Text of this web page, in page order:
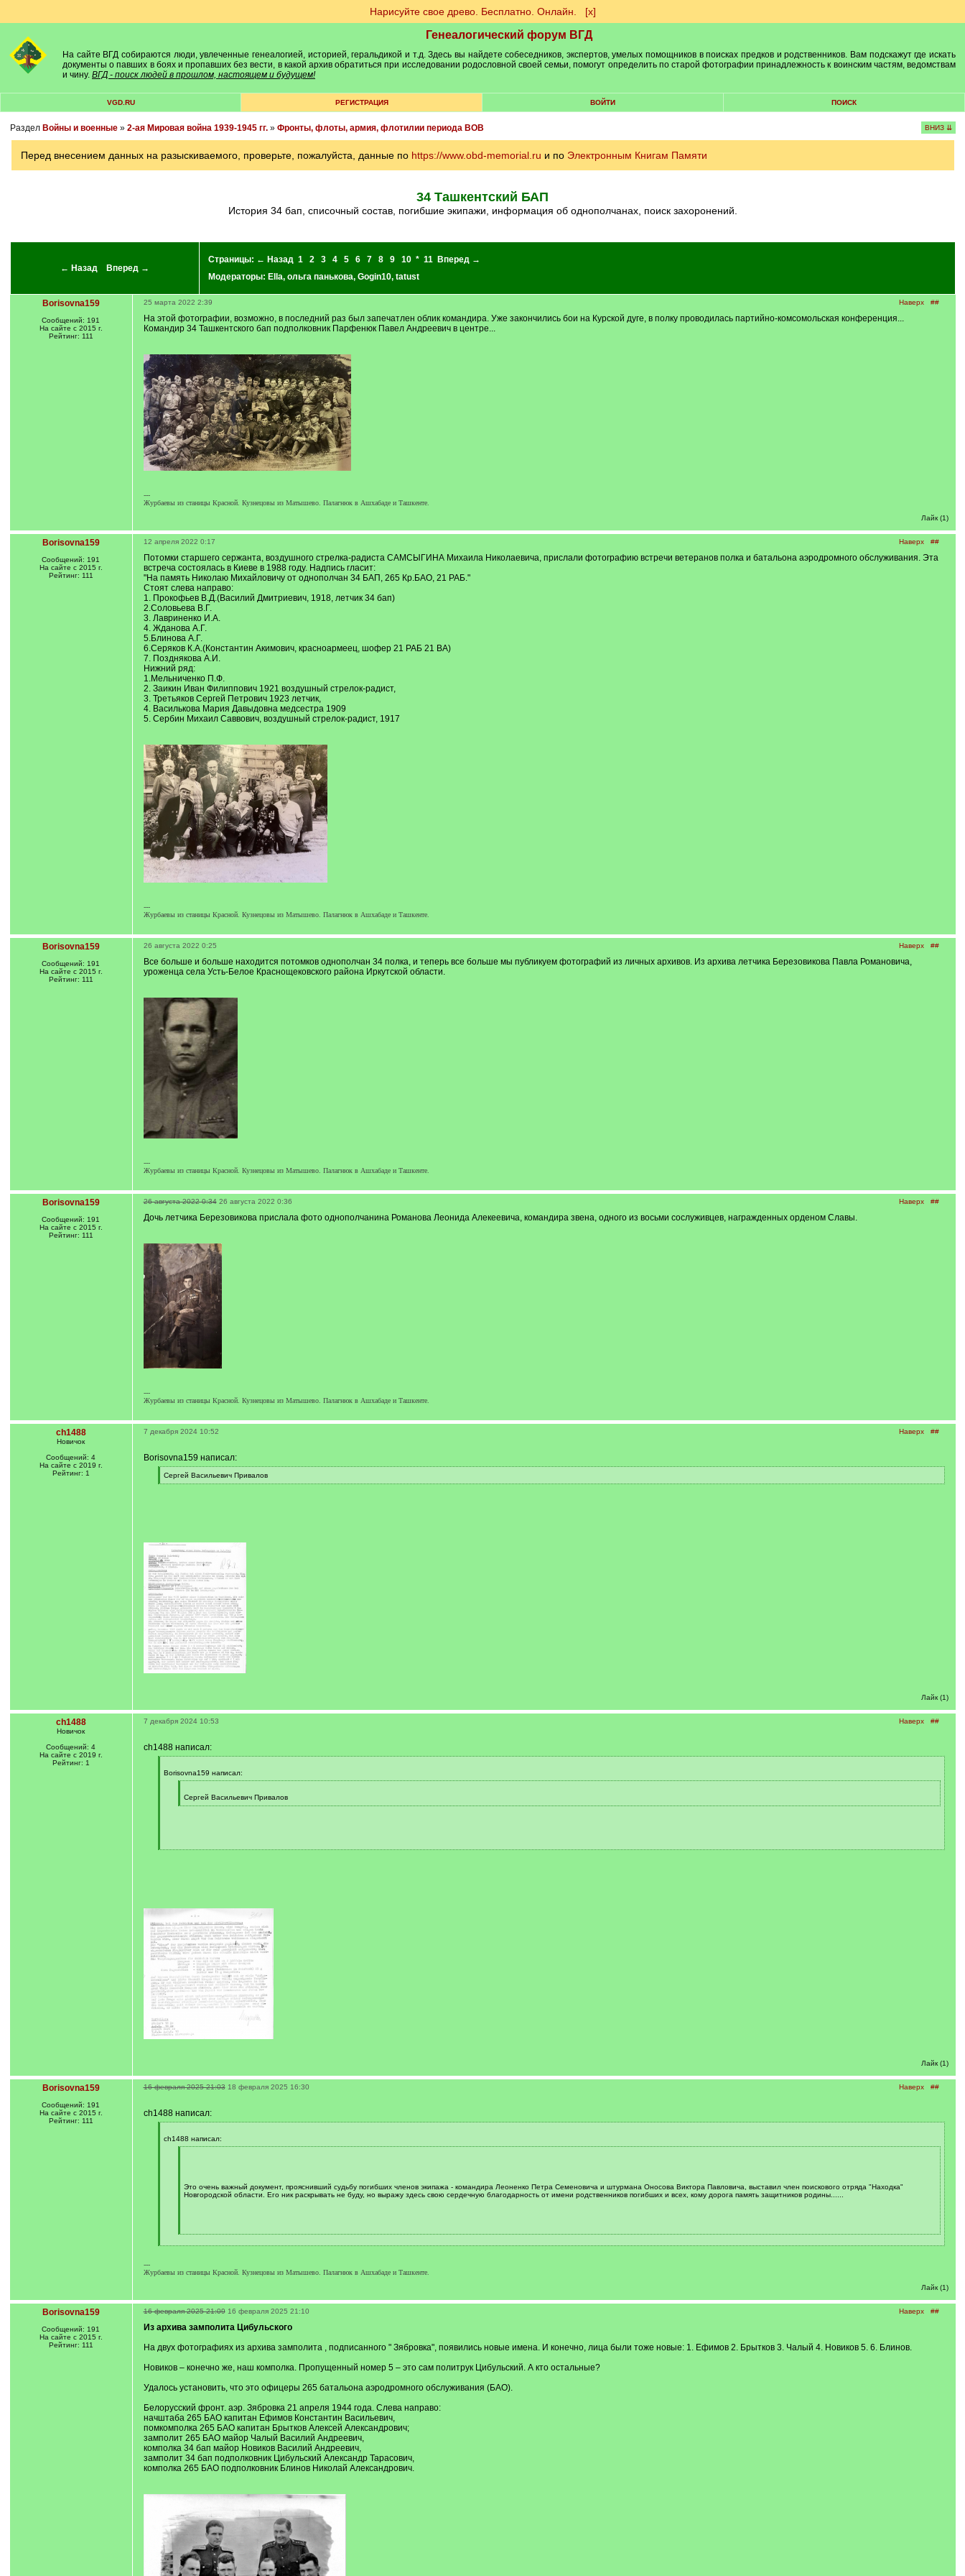
Нарисуйте свое древо. Бесплатно. Онлайн. [х]
Генеалогический форум ВГД
На сайте ВГД собираются люди, увлеченные генеалогией, историей, геральдикой и т.д. Здесь вы найдете собеседников, экспертов, умелых помощников в поисках предков и родственников. Вам подскажут где искать
документы о павших в боях и пропавших без вести, в какой архив обратиться при исследовании родословной своей семьи, помогут определить по старой фотографии принадлежность к воинским частям, ведомствам
и чину. ВГД - поиск людей в прошлом, настоящем и будущем!
VGD.RU РЕГИСТРАЦИЯ ВОЙТИ ПОИСК
Раздел Войны и военные» 2-ая Мировая война 1939-1945 гг.» Фронты, флоты, армия, флотилии периода ВОВ ВНИЗ ⇊
Перед внесением данных на разыскиваемого, проверьте, пожалуйста, данные по https://www.obd-memorial.ru и по Электронным Книгам Памяти
34 Ташкентский БАП
История 34 бап, списочный состав, погибшие экипажи, информация об однополчанах, поиск захоронений.
← Назад Вперед →
Страницы: ← Назад 1 2 3 4 5 6 7 8 9 10 * 11
Вперед →
Модераторы: Ella, ольга панькова, Gogin10, tatust
Borisovna159
Сообщений: 191
На сайте с 2015 г.
Рейтинг: 111
Наверх ##
25 марта 2022 2:39
На этой фотографии, возможно, в последний раз был запечатлен облик командира. Уже закончились бои на Курской дуге, в полку проводилась партийно-комсомольская конференция...
Командир 34 Ташкентского бап подполковник Парфенюк Павел Андреевич в центре...
---
Журбаевы из станицы Красной. Кузнецовы из Матышево. Палагнюк в Ашхабаде и Ташкенте.
Лайк (1)
Borisovna159
Сообщений: 191
На сайте с 2015 г.
Рейтинг: 111
Наверх ##
12 апреля 2022 0:17
Потомки старшего сержанта, воздушного стрелка-радиста САМСЫГИНА Михаила Николаевича, прислали фотографию встречи ветеранов полка и батальона аэродромного обслуживания. Эта
встреча состоялась в Киеве в 1988 году. Надпись гласит:
"На память Николаю Михайловичу от однополчан 34 БАП, 265 Кр.БАО, 21 РАБ."
Стоят слева направо:
1. Прокофьев В.Д.(Василий Дмитриевич, 1918, летчик 34 бап)
2.Соловьева В.Г.
3. Лавриненко И.А.
4. Жданова А.Г.
5.Блинова А.Г.
6.Серяков К.А.(Константин Акимович, красноармеец, шофер 21 РАБ 21 ВА)
7. Позднякова А.И.
Нижний ряд:
1.Мельниченко П.Ф.
2. Заикин Иван Филиппович 1921 воздушный стрелок-радист,
3. Третьяков Сергей Петрович 1923 летчик,
4. Василькова Мария Давыдовна медсестра 1909
5. Сербин Михаил Саввович, воздушный стрелок-радист, 1917
---
Журбаевы из станицы Красной. Кузнецовы из Матышево. Палагнюк в Ашхабаде и Ташкенте.
Borisovna159
Сообщений: 191
На сайте с 2015 г.
Рейтинг: 111
Наверх ##
26 августа 2022 0:25
Все больше и больше находится потомков однополчан 34 полка, и теперь все больше мы публикуем фотографий из личных архивов. Из архива летчика Березовикова Павла Романовича,
уроженца села Усть-Белое Краснощековского района Иркутской области.
---
Журбаевы из станицы Красной. Кузнецовы из Матышево. Палагнюк в Ашхабаде и Ташкенте.
Borisovna159
Сообщений: 191
На сайте с 2015 г.
Рейтинг: 111
Наверх ##
26 августа 2022 0:34 26 августа 2022 0:36
Дочь летчика Березовикова прислала фото однополчанина Романова Леонида Алекеевича, командира звена, одного из восьми сослуживцев, награжденных орденом Славы.
---
Журбаевы из станицы Красной. Кузнецовы из Матышево. Палагнюк в Ашхабаде и Ташкенте.
ch1488
Новичок
Сообщений: 4
На сайте с 2019 г.
Рейтинг: 1
Наверх ##
7 декабря 2024 10:52
Borisovna159 написал:
[
q
Сергей Васильевич Привалов
[
Лайк (1)
ch1488
Новичок
Сообщений: 4
На сайте с 2019 г.
Рейтинг: 1
Наверх ##
7 декабря 2024 10:53
ch1488 написал:
q
Borisovna159 написал:
q
]
Сергей Васильевич Привалов
[
[
Лайк (1)
Borisovna159
Сообщений: 191
На сайте с 2015 г.
Рейтинг: 111
Наверх ##
16 февраля 2025 21:03 18 февраля 2025 16:30
ch1488 написал:
q
ch1488 написал:
Это очень важный документ, прояснивший судьбу погибших членов экипажа - командира Леоненко Петра Семеновича и штурмана Оносова Виктора Павловича, выставил член поискового отряда "Находка"
Новгородской области. Его ник раскрывать не буду, но выражу здесь свою сердечную благодарность от имени родственников погибших и всех, кому дорога память защитников родины......
---
Журбаевы из станицы Красной. Кузнецовы из Матышево. Палагнюк в Ашхабаде и Ташкенте.
Лайк (1)
Borisovna159
Сообщений: 191
На сайте с 2015 г.
Рейтинг: 111
Наверх ##
16 февраля 2025 21:09 16 февраля 2025 21:10
Из архива замполита Цибульского
На двух фотографиях из архива замполита , подписанного " Зябровка", появились новые имена. И конечно, лица были тоже новые: 1. Ефимов 2. Брытков 3. Чалый 4. Новиков 5. 6. Блинов.
Новиков – конечно же, наш комполка. Пропущенный номер 5 – это сам политрук Цибульский. А кто остальные?
Удалось установить, что это офицеры 265 батальона аэродромного обслуживания (БАО).
Белорусский фронт. аэр. Зябровка 21 апреля 1944 года. Слева направо:
начштаба 265 БАО капитан Ефимов Константин Васильевич,
помкомполка 265 БАО капитан Брытков Алексей Александрович;
замполит 265 БАО майор Чалый Василий Андреевич,
комполка 34 бап майор Новиков Василий Андреевич,
замполит 34 бап подполковник Цибульский Александр Тарасович,
комполка 265 БАО подполковник Блинов Николай Александрович.